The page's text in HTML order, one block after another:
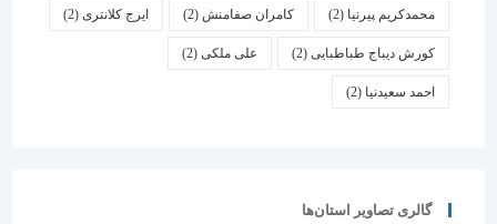
محمدکریم پیرنیا (2) کامران صفامنش(2) ایرج کلانتری (2)
کورش دیباج طباطبایی(2) علی ملکی(2)
احمد سعیدنیا (2)
گالری تصاویر استان‌ها